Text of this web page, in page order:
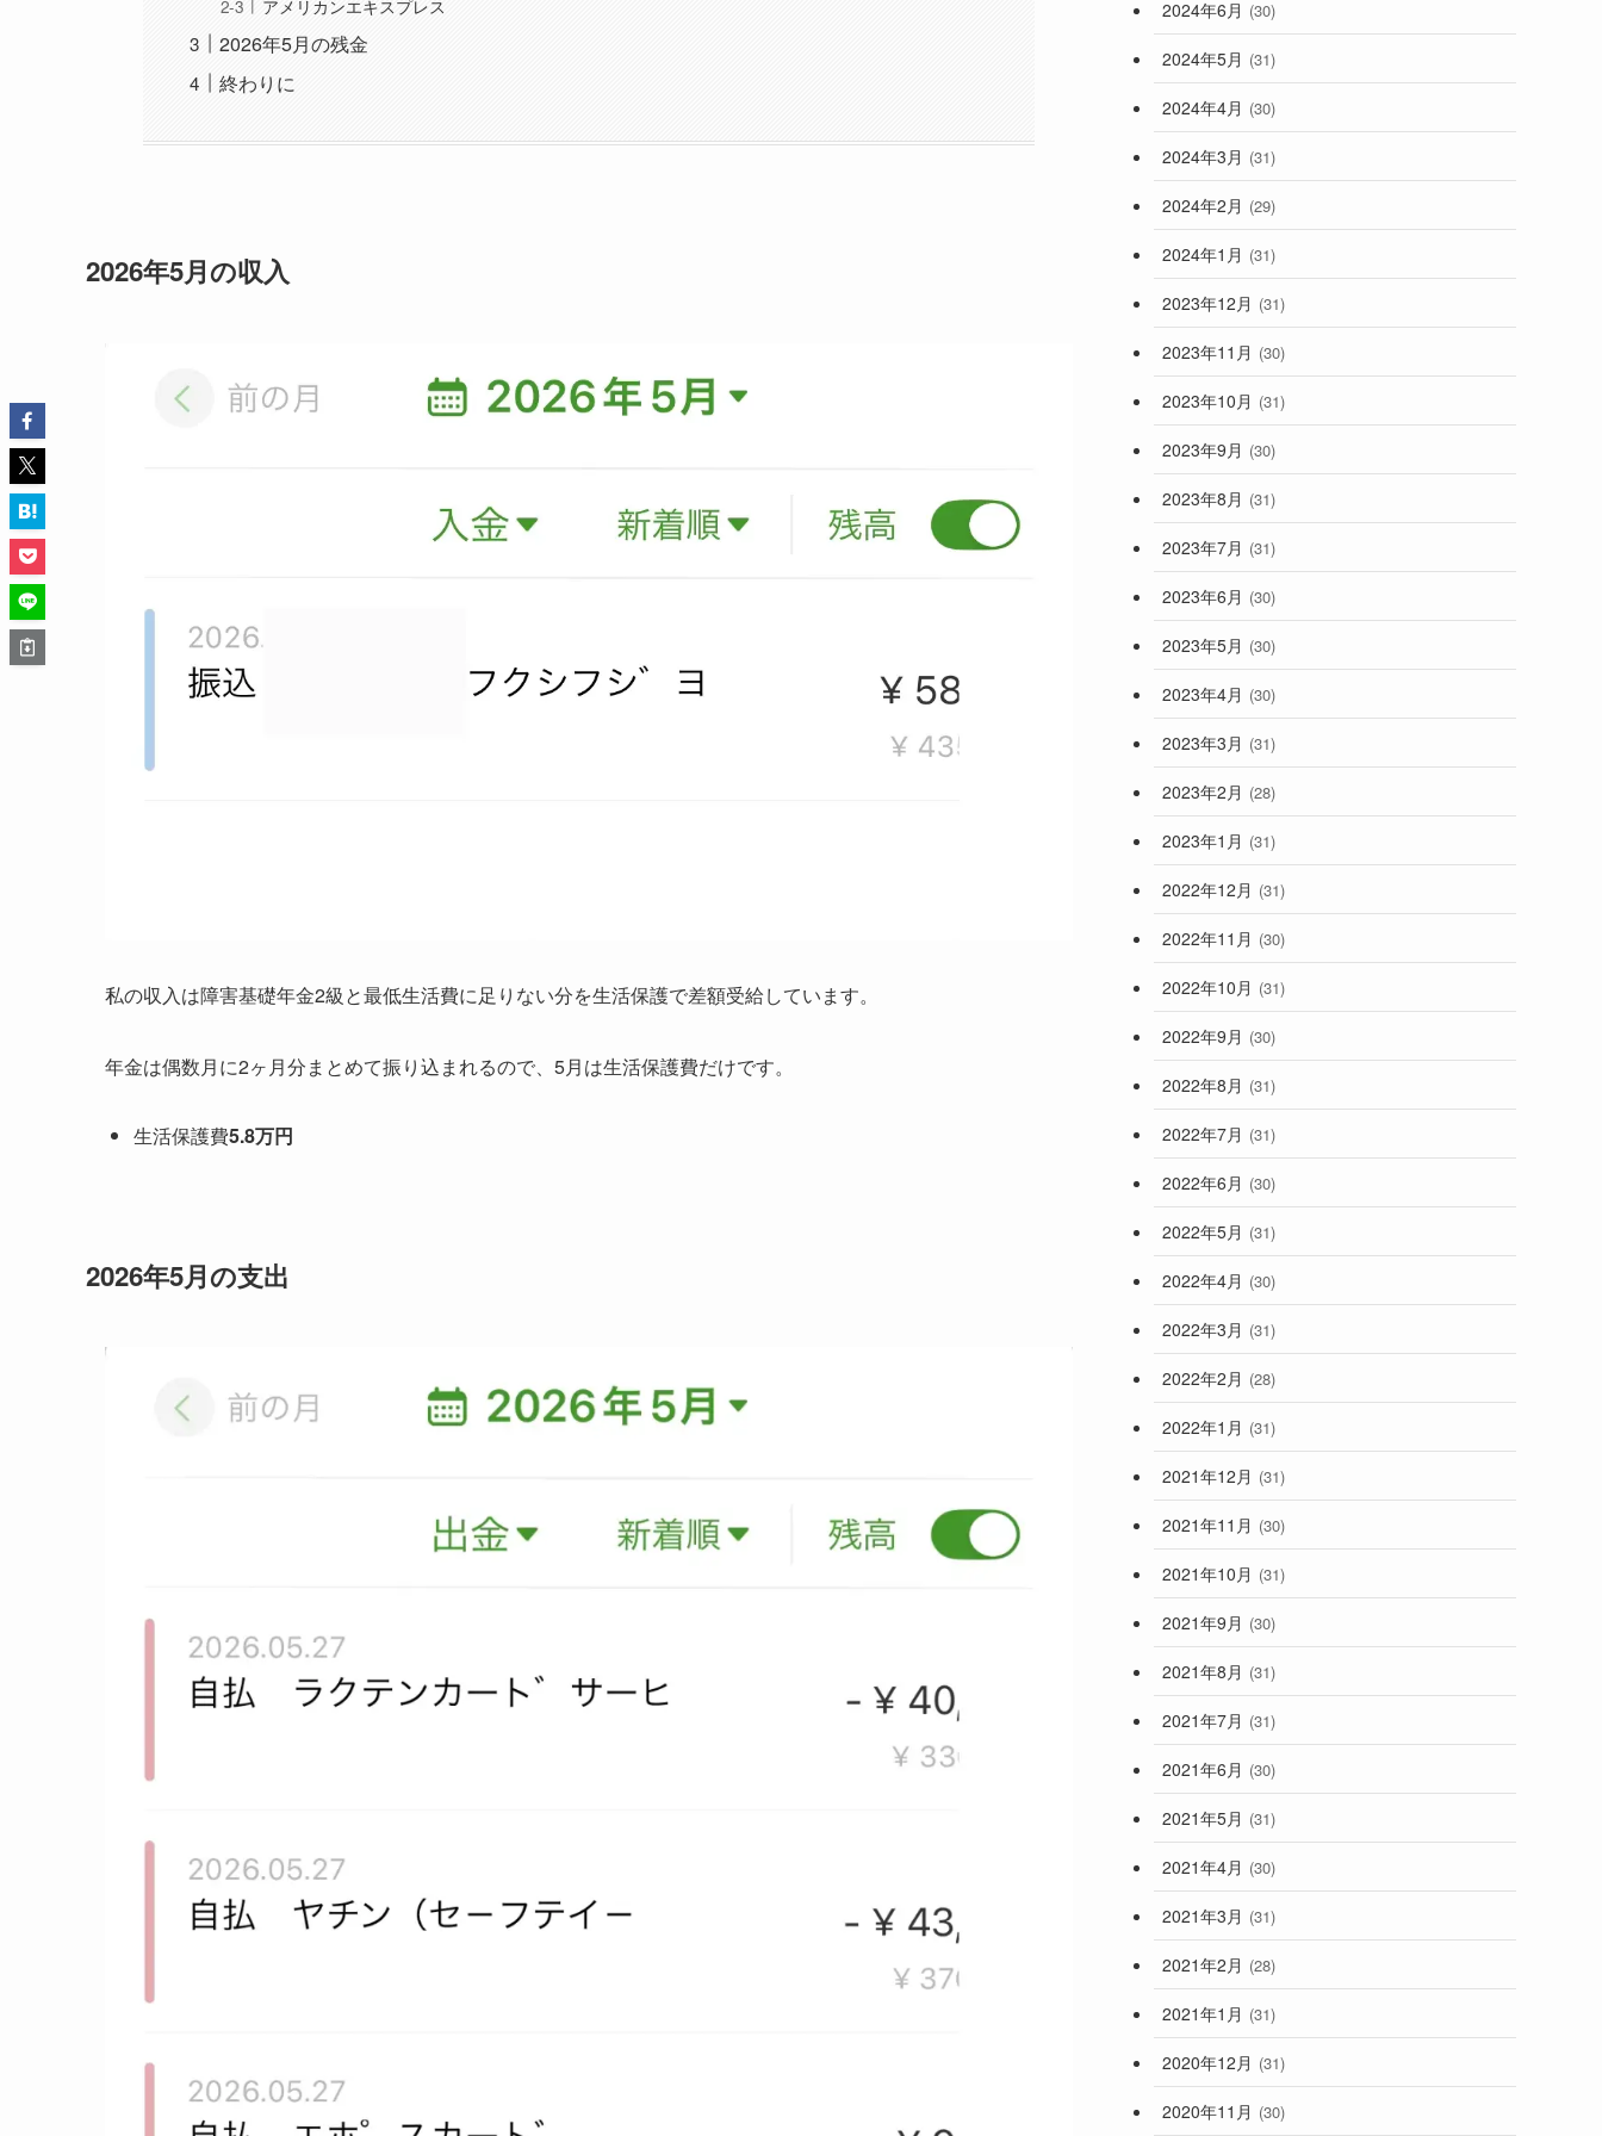
アメリカンエキスプレス
2026年5月の残金
終わりに
2026年5月の収入
私の収入は障害基礎年金2級と最低生活費に足りない分を生活保護で差額受給しています。
年金は偶数月に2ヶ月分まとめて振り込まれるので、5月は生活保護費だけです。
生活保護費5.8万円
2026年5月の支出
2024年6月 (30)
2024年5月 (31)
2024年4月 (30)
2024年3月 (31)
2024年2月 (29)
2024年1月 (31)
2023年12月 (31)
2023年11月 (30)
2023年10月 (31)
2023年9月 (30)
2023年8月 (31)
2023年7月 (31)
2023年6月 (30)
2023年5月 (30)
2023年4月 (30)
2023年3月 (31)
2023年2月 (28)
2023年1月 (31)
2022年12月 (31)
2022年11月 (30)
2022年10月 (31)
2022年9月 (30)
2022年8月 (31)
2022年7月 (31)
2022年6月 (30)
2022年5月 (31)
2022年4月 (30)
2022年3月 (31)
2022年2月 (28)
2022年1月 (31)
2021年12月 (31)
2021年11月 (30)
2021年10月 (31)
2021年9月 (30)
2021年8月 (31)
2021年7月 (31)
2021年6月 (30)
2021年5月 (31)
2021年4月 (30)
2021年3月 (31)
2021年2月 (28)
2021年1月 (31)
2020年12月 (31)
2020年11月 (30)